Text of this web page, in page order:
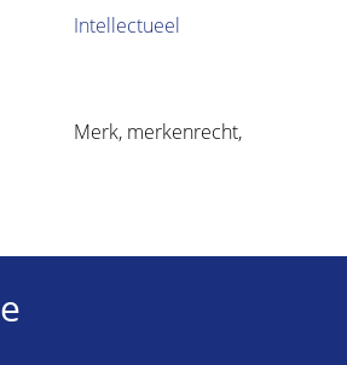
Intellectueel
Merk, merkenrecht,